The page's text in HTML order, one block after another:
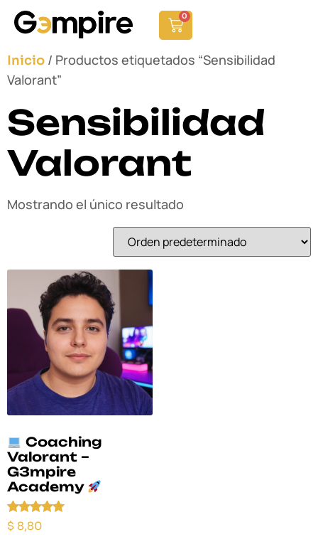
0
Inicio / Productos etiquetados “Sensibilidad
Valorant”
Sensibilidad
Valorant
Mostrando el único resultado
Coaching
Valorant –
G3mpire
Academy
Valorado
con
$ 8,80